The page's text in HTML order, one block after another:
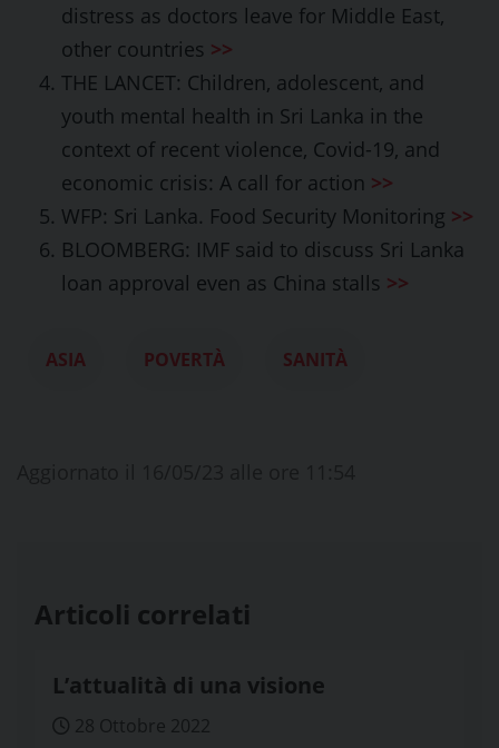
distress as doctors leave for Middle East,
other countries >>
THE LANCET: Children, adolescent, and
youth mental health in Sri Lanka in the
context of recent violence, Covid-19, and
economic crisis: A call for action >>
WFP: Sri Lanka. Food Security Monitoring >>
BLOOMBERG: IMF said to discuss Sri Lanka
loan approval even as China stalls >>
ASIA POVERTÀ SANITÀ
Articoli correlati
L’attualità di una visione
28 Ottobre 2022